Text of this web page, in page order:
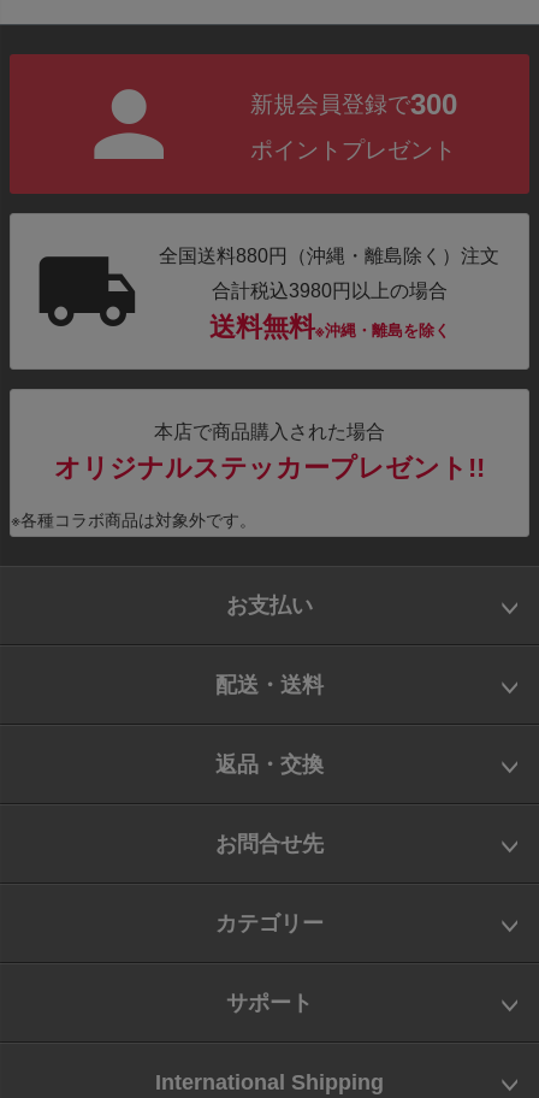
新規会員登録で300
ポイントプレゼント
全国送料880円（沖縄・離島除く）注文
合計税込3980円以上の場合
送料無料※沖縄・離島を除く
本店で商品購入された場合
オリジナルステッカープレゼント!!
※各種コラボ商品は対象外です。
お支払い
配送・送料
返品・交換
お問合せ先
カテゴリー
サポート
International Shipping